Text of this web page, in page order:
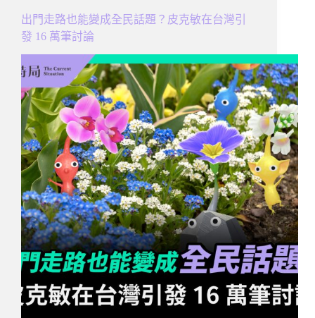
出門走路也能變成全民話題？皮克敏在台灣引
發 16 萬筆討論